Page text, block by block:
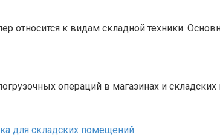
относится к видам складной техники.
операций в магазинах и
для складских помещений